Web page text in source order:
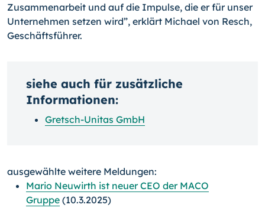
Zusammenarbeit und auf die Impulse, die er für unser
Unternehmen setzen wird”, erklärt Michael von Resch,
Geschäftsführer.
siehe auch für zusätzliche
Informationen:
Gretsch­-Unitas GmbH
ausgewählte weitere Meldungen:
Mario Neuwirth ist neuer CEO der MACO
Gruppe (10.3.2025)